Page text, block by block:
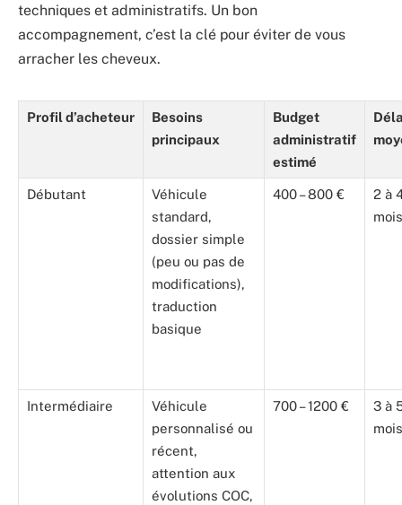
techniques et administratifs. Un bon
accompagnement, c’est la clé pour éviter de vous
arracher les cheveux.
Profil d’acheteur
Besoins
principaux
Budget
administratif
estimé
Débutant
Véhicule
standard,
dossier simple
(peu ou pas de
modifications),
traduction
basique
400 – 800 €
2 à
mois
Intermédiaire
Véhicule
personnalisé ou
récent,
attention aux
évolutions COC,
700 – 1200 €
3 à
mois